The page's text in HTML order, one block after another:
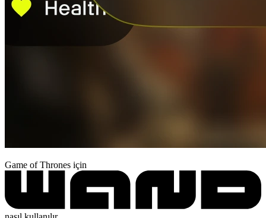
Game of Thrones için